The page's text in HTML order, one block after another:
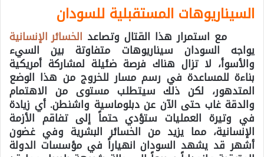
السيناريوهات المستقبلية للسودان
مع استمرار هذا القتال وتصاعد الخسائر الإنسانية
يواجه السودان سيناريوهات متفاوتة بين السيء
والأسوأ، لا تزال هناك فرصة ضئيلة لمشاركة أمريكية
بناءة للمساعدة في رسم مسار للخروج من هذا الوضع
المتدهور، لكن ذلك سيتطلب مستوى من الاهتمام
والدقة غاب حتى الآن عن دبلوماسية واشنطن. أي زيادة
في وتيرة العمليات ستؤدي حتماً إلى تفاقم الأزمة
الإنسانية، مما يزيد من الخسائر البشرية وفي غضون
أشهر قد يشهد السودان انهياراً في مؤسسات الدولة